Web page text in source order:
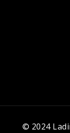
© 2024